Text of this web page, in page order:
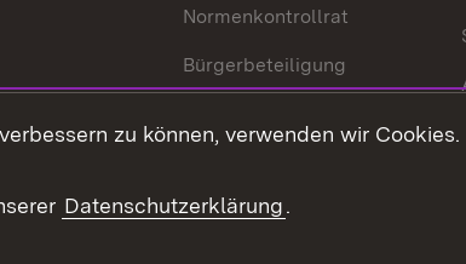
Europapool
Normenkontrollrat
Bürgerbeteiligung
Protokoll und
zu können, verwenden wir Cookies.
Datenschutzerklärung.